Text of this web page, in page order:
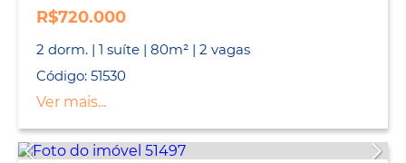
R$720.000
2 dorm. | 1 suíte | 80m² | 2 vagas
Código: 51530
Ver mais...